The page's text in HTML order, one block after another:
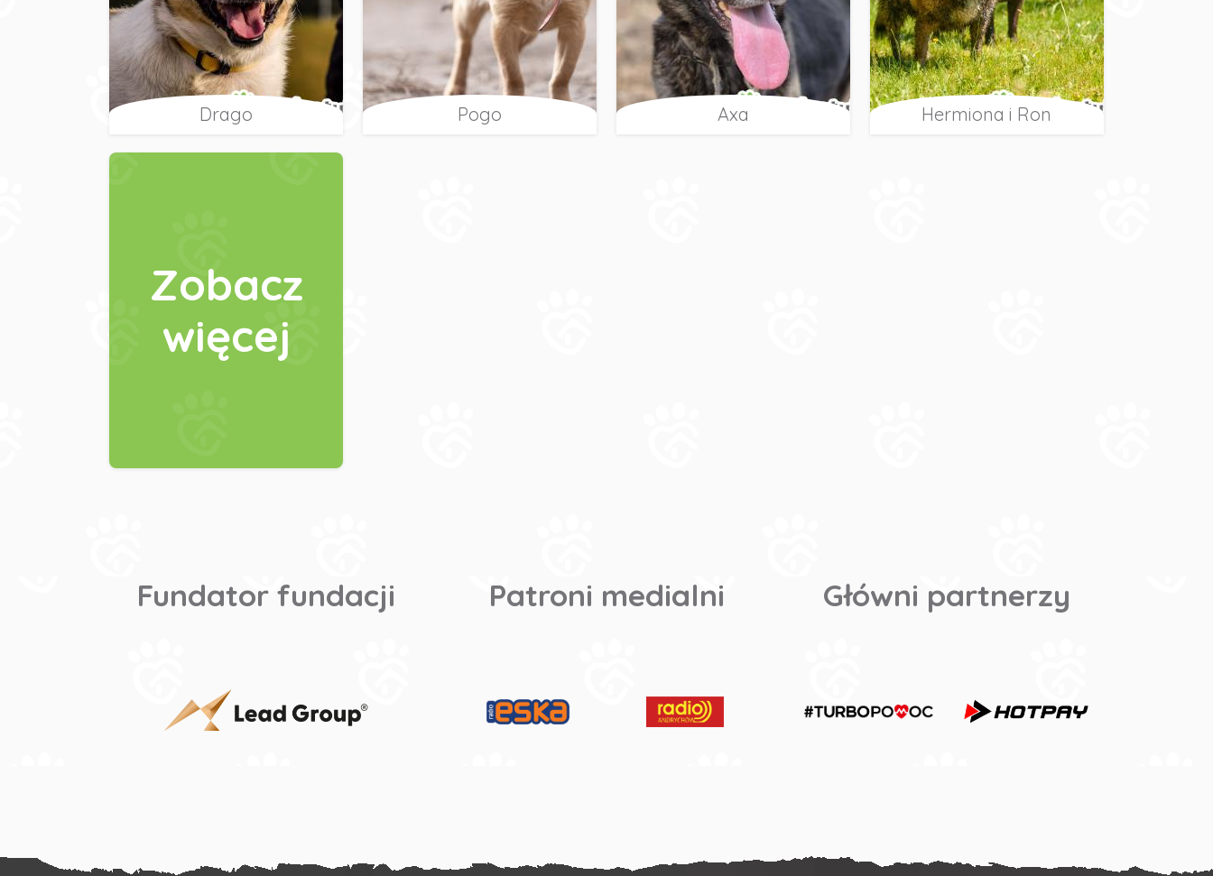
Drago Pogo Axa Hermiona i Ron
Zobacz
więcej
Fundator fundacji Patroni medialni Główni partnerzy